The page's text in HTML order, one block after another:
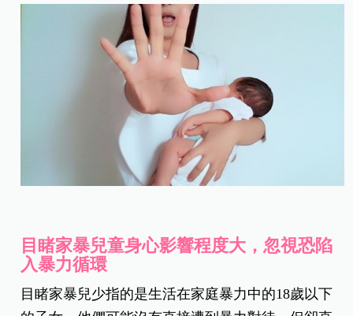
目睹家暴兒童身心影響程度大，忽視恐陷
入暴力循環
目睹家暴兒少指的是生活在家庭暴力中的18歲以下